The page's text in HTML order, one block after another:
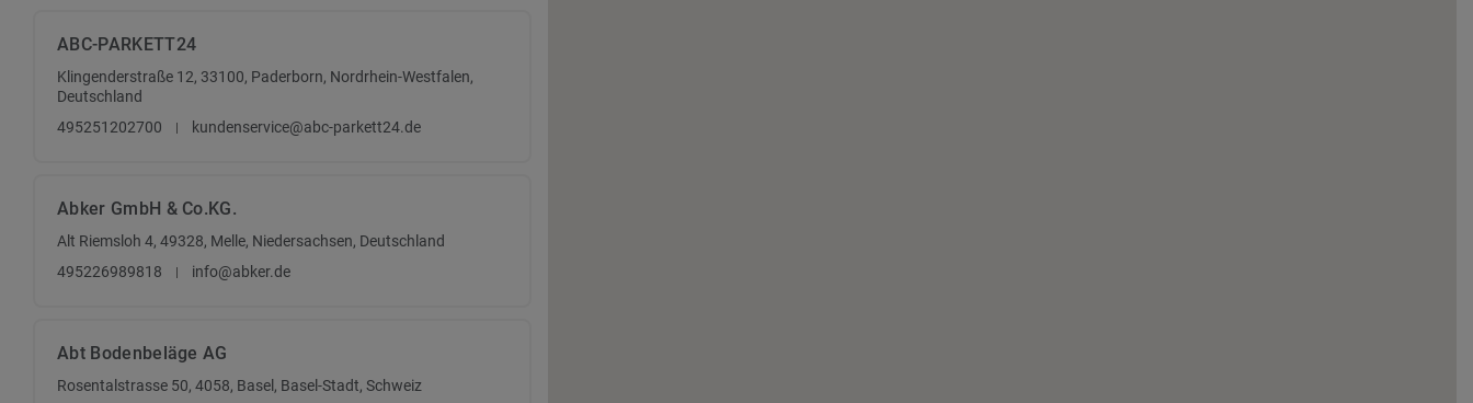
ABC-PARKETT24
Klingenderstraße 12, 33100, Paderborn, Nordrhein-Westfalen,
Deutschland
495251202700
kundenservice@abc-parkett24.de
Abker GmbH & Co.KG.
Alt Riemsloh 4, 49328, Melle, Niedersachsen, Deutschland
495226989818
info@abker.de
Abt Bodenbeläge AG
Rosentalstrasse 50, 4058, Basel, Basel-Stadt, Schweiz